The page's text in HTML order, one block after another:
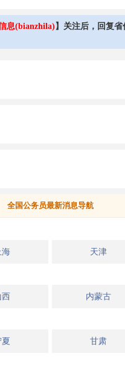
息(bianzhila)】关注后，回复
全国公务员最新消息导航
海 天津
西 内蒙古
甘肃